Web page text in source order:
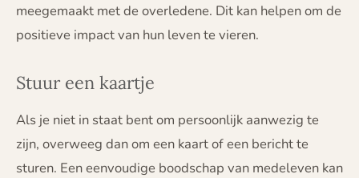
meegemaakt met de overledene. Dit kan helpen om de
positieve impact van hun leven te vieren.
Stuur een kaartje
Als je niet in staat bent om persoonlijk aanwezig te
zijn, overweeg dan om een kaart of een bericht te
sturen. Een eenvoudige boodschap van medeleven kan